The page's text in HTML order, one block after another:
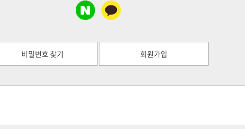
비밀번호 찾기 회원가입